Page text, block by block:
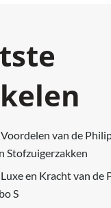
van de
Stofzuigerzakken
en Kracht van de
S